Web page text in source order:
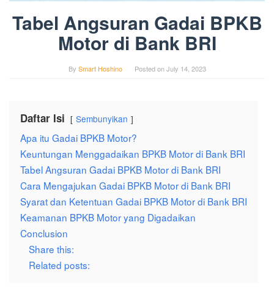
Tabel Angsuran Gadai BPKB
Motor di Bank BRI
By Smart Hoshino Posted onJuly 14, 2023
Daftar Isi Sembunyikan
Apa itu Gadai BPKB Motor?
Keuntungan Menggadaikan BPKB Motor di Bank BRI
Tabel Angsuran Gadai BPKB Motor di Bank BRI
Cara Mengajukan Gadai BPKB Motor di Bank BRI
Syarat dan Ketentuan Gadai BPKB Motor di Bank BRI
Keamanan BPKB Motor yang Digadaikan
Conclusion
Share this:
Related posts: